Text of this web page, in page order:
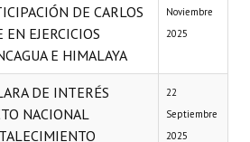
DE CARLOS
EJERCICIOS
E HIMALAYA
Noviembre
2025
DE INTERÉS
NACIONAL
22
Septiembre
2025